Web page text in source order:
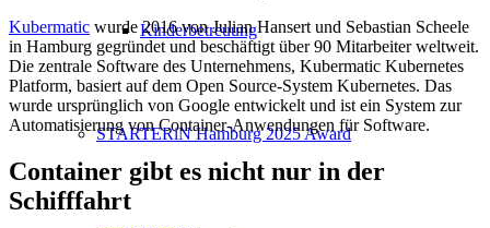
Kinderbetreuung
STARTERiN Hamburg 2025 Award
Kubermatic wurde 2016 von Julian Hansert und Sebastian Scheele
in Hamburg gegründet und beschäftigt über 90 Mitarbeiter weltweit.
Die zentrale Software des Unternehmens, Kubermatic Kubernetes
Platform, basiert auf dem Open Source-System Kubernetes. Das
wurde ursprünglich von Google entwickelt und ist ein System zur
Automatisierung von Container-Anwendungen für Software.
Container gibt es nicht nur in der
Schifffahrt